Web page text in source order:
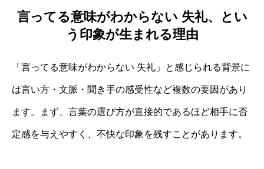
言ってる意味がわからない 失礼、とい
う印象が生まれる理由
「言ってる意味がわからない 失礼」と感じられる背景に
は言い方・文脈・聞き手の感受性など複数の要因があり
ます。まず、言葉の選び方が直接的であるほど相手に否
定感を与えやすく、不快な印象を残すことがあります。